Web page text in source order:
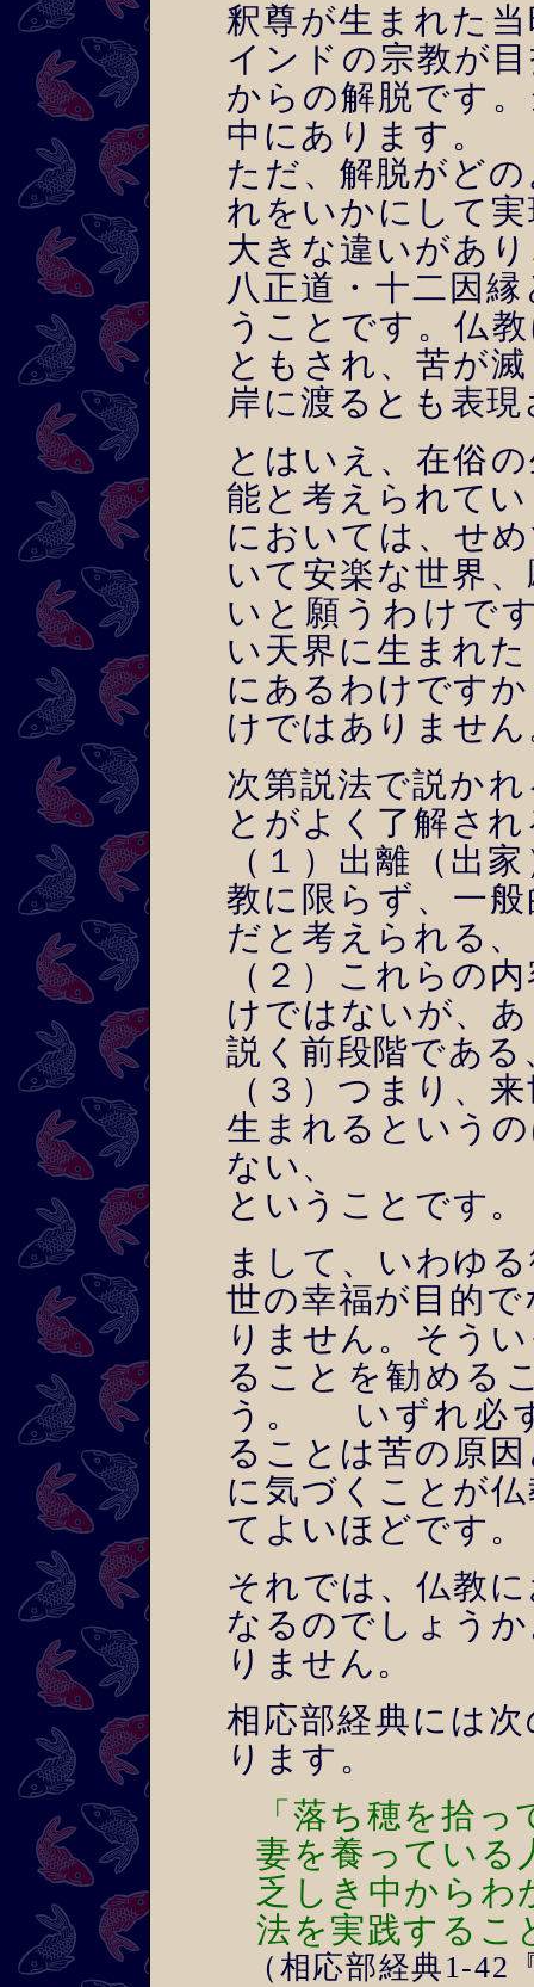
釈尊が生まれた
インドの宗教が
からの解脱です
中にあります。
ただ、解脱がど
れをいかにして
大きな違いがあ
八正道・十二因
うことです。仏
ともされ、苦が
岸に渡るとも表
とはいえ、在俗
能と考えられて
においては、せ
いて安楽な世界
いと願うわけで
い天界に生まれ
にあるわけです
けではありませ
次第説法で説か
とがよく了解さ
（１）出離（出
教に限らず、一
だと考えられる、
（２）これらの
けではないが、
説く前段階である
（３）つまり、
生まれるという
ない、
ということです。
まして、いわゆ
世の幸福が目的
りません。そう
ることを勧める
う。 いずれ必
ることは苦の原
に気づくことが
てよいほどです。
それでは、仏教
なるのでしょう
りません。
相応部経典には
ります。
「落ち穂を拾
妻を養っている
乏しき中からわ
法を実践するこ
（相応部経典1-